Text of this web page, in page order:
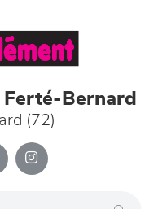
Ferté-Bernard
(72)